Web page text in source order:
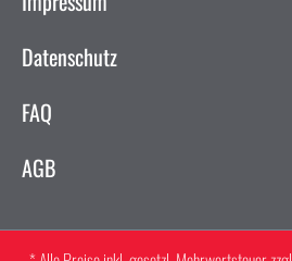
Datenschutz
FAQ
AGB